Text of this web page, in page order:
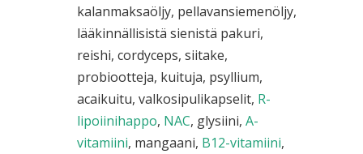
kalanmaksaöljy, pellavansiemenöljy,
lääkinnällisistä sienistä pakuri,
reishi, cordyceps, siitake,
probiootteja, kuituja, psyllium,
acaikuitu, valkosipulikapselit, R-
lipoiinihappo, NAC, glysiini, A-
vitamiini, mangaani, B12-vitamiini,